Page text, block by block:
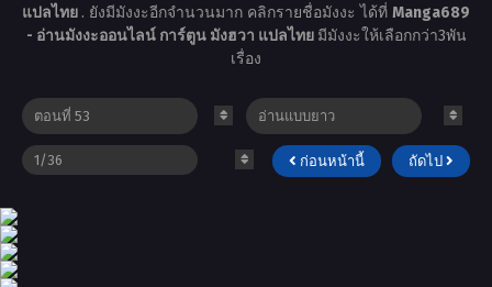
แปลไทย . ยังมีมังงะอีกจำนวนมาก คลิกรายชื่อมังงะ ได้ที่ Manga689
- อ่านมังงะออนไลน์ การ์ตูน มังฮวา แปลไทย มีมังงะให้เลือกกว่า3พัน
เรื่อง
ก่อนหน้านี้ ถัดไป